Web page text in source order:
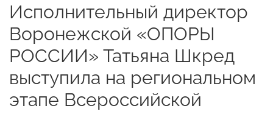
Исполнительный директор
Воронежской «ОПОРЫ
РОССИИ» Татьяна Шкред
выступила на региональном
этапе Всероссийской